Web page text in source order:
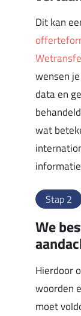
Dit kan
wensen
data en
wat
Stap 2
We
Hierdoor
woorden
moet